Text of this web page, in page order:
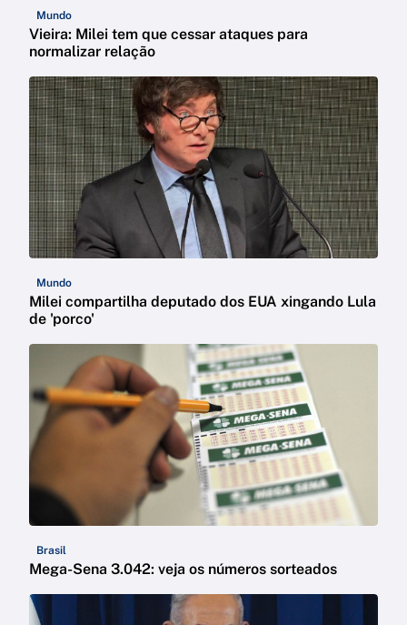
Mundo
Vieira: Milei tem que cessar ataques para
normalizar relação
Mundo
Milei compartilha deputado dos EUA xingando Lula
de 'porco'
Brasil
Mega-Sena 3.042: veja os números sorteados